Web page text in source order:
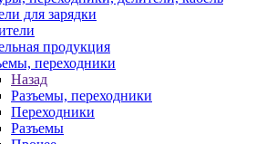
для зарядки
продукция
переходники
Назад
Разъемы, переходники
Переходники
Разъемы